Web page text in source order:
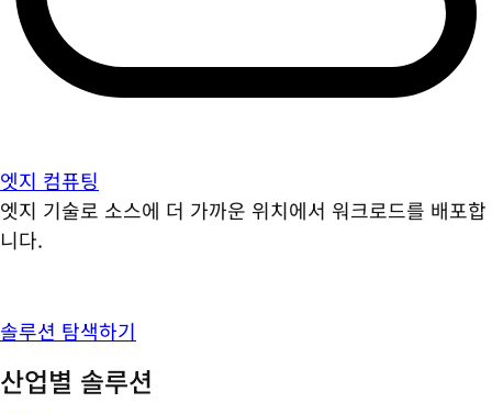
엣지 컴퓨팅
엣지 기술로 소스에 더 가까운 위치에서 워크로드를 배포합
니다.
솔루션 탐색하기
산업별 솔루션